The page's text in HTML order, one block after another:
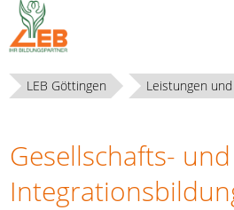
LEB Göttingen Leistungen
Gesellschafts- und